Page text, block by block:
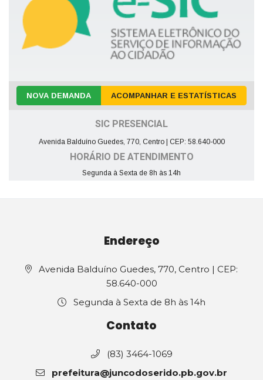
NOVA DEMANDA ACOMPANHAR E ESTATÍSTICAS
SIC PRESENCIAL
Avenida Balduíno Guedes, 770, Centro | CEP: 58.640-000
HORÁRIO DE ATENDIMENTO
Segunda à Sexta de 8h às 14h
Endereço
Avenida Balduíno Guedes, 770, Centro | CEP:
58.640-000
Segunda à Sexta de 8h às 14h
Contato
(83) 3464-1069
prefeitura@juncodoserido.pb.gov.br